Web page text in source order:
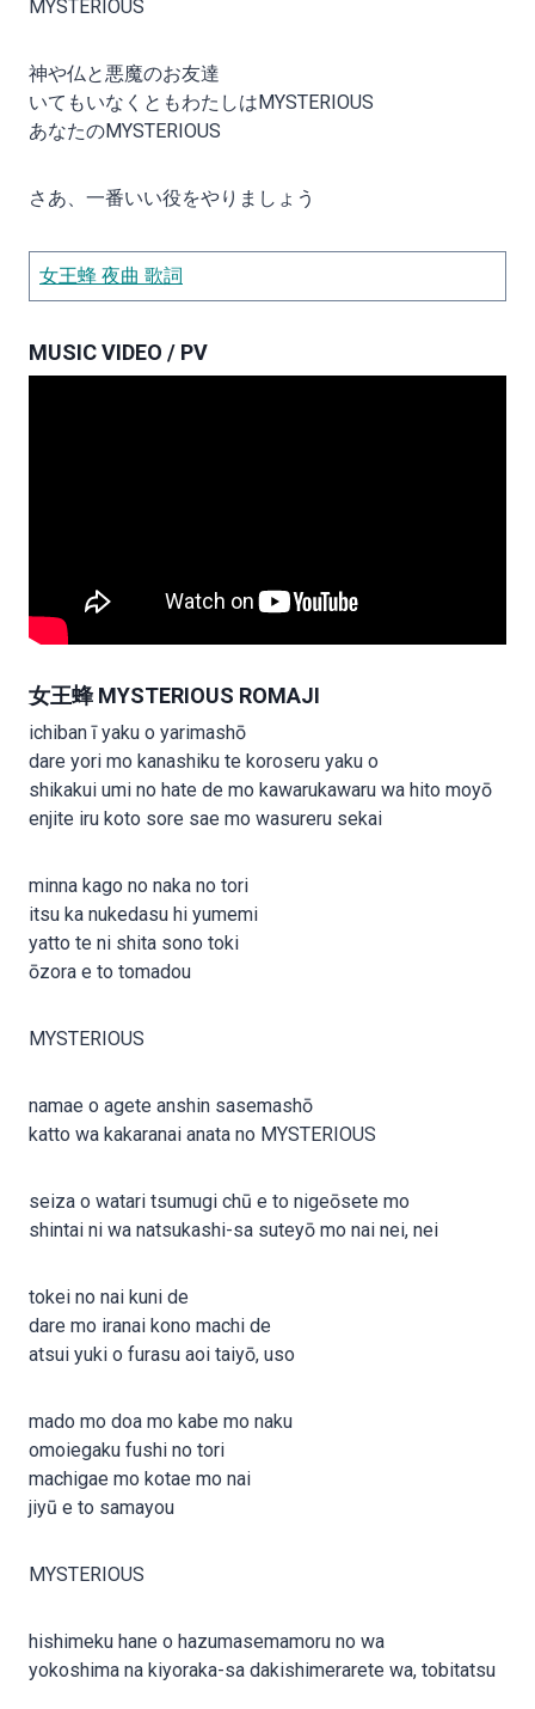
MYSTERIOUS
神や仏と悪魔のお友達
いてもいなくともわたしはMYSTERIOUS
あなたのMYSTERIOUS
さあ、一番いい役をやりましょう
女王蜂 夜曲 歌詞
MUSIC VIDEO / PV
女王蜂 MYSTERIOUS ROMAJI
ichiban ī yaku o yarimashō
dare yori mo kanashiku te koroseru yaku o
shikakui umi no hate de mo kawarukawaru wa hito moyō
enjite iru koto sore sae mo wasureru sekai
minna kago no naka no tori
itsu ka nukedasu hi yumemi
yatto te ni shita sono toki
ōzora e to tomadou
MYSTERIOUS
namae o agete anshin sasemashō
katto wa kakaranai anata no MYSTERIOUS
seiza o watari tsumugi chū e to nigeōsete mo
shintai ni wa natsukashi-sa suteyō mo nai nei, nei
tokei no nai kuni de
dare mo iranai kono machi de
atsui yuki o furasu aoi taiyō, uso
mado mo doa mo kabe mo naku
omoiegaku fushi no tori
machigae mo kotae mo nai
jiyū e to samayou
MYSTERIOUS
hishimeku hane o hazumasemamoru no wa
yokoshima na kiyoraka-sa dakishimerarete wa, tobitatsu